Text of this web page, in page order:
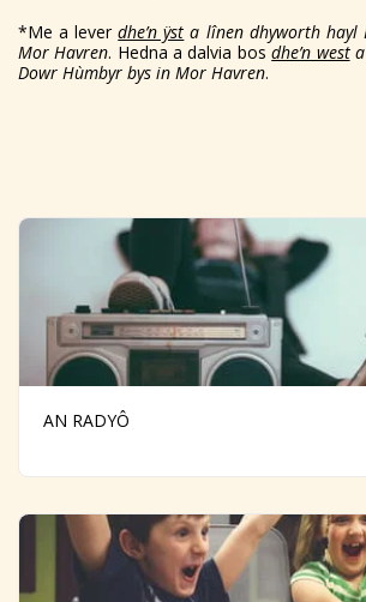
*Me a leverdhe’n ÿst a lînen dhyworth hayl
Mor Havren. Hedna a dalvia bosdhe’n westa
Dowr Hùmbyr bys in Mor Havren.
AN RADYÔ